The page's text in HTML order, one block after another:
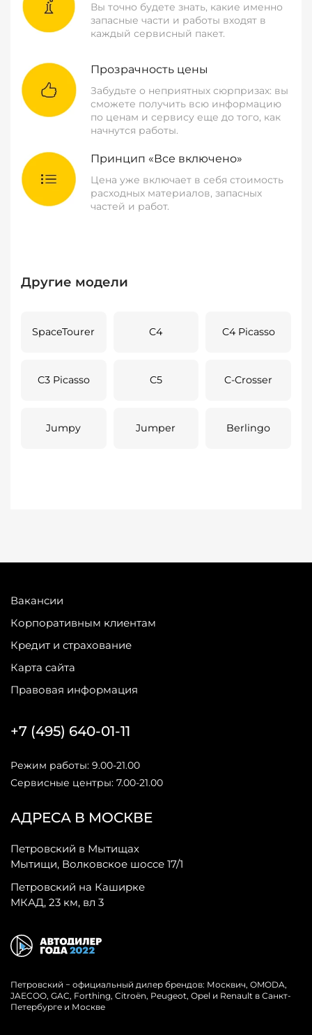
Вы точно будете знать, какие именно
запасные части и работы входят в
каждый сервисный пакет.
Прозрачность цены
Забудьте о неприятных сюрпризах: вы
сможете получить всю информацию
по ценам и сервису еще до того, как
начнутся работы.
Принцип «Все включено»
Цена уже включает в себя стоимость
расходных материалов, запасных
частей и работ.
Другие модели
SpaceTourer C4 C4 Picasso
C3 Picasso C5 C-Crosser
Jumpy Jumper Berlingo
Вакансии
Корпоративным клиентам
Кредит и страхование
Карта сайта
Правовая информация
АДРЕСА В МОСКВЕ
Петровский в Мытищах
Мытищи, Волковское шоссе 17/1
Петровский на Каширке
МКАД, 23 км, вл 3
+7 (495) 640-01-11
Режим работы: 9.00-21.00
Сервисные центры: 7.00-21.00
Петровский − официальный дилер брендов: Москвич, OMODA,
JAECOO, GAC, Forthing, Citroёn, Peugeot, Opel и Renault в Санкт-
Петербурге и Москве